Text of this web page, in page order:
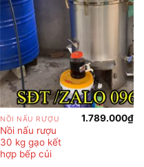
NỒI NẤU RƯỢU
Nồi nấu rượu
30 kg gạo kết
hợp bếp củi
1.789.000₫